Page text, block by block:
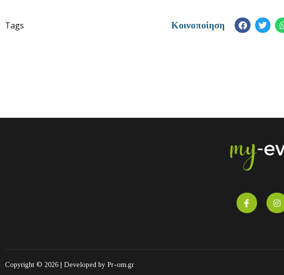
Tags Κοινοποίηση
Copyright © 2026 | Developed by Pr-om.gr